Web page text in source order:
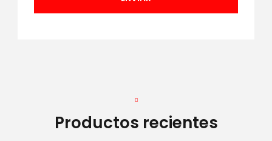
Productos recientes